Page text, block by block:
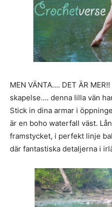
MEN VÄNTA…. DET ÄR
skapelse…. denna lilla vän
Stick in dina armar i
är en boho waterfall väst.
framstycket, i perfekt linje
där fantastiska detaljerna i